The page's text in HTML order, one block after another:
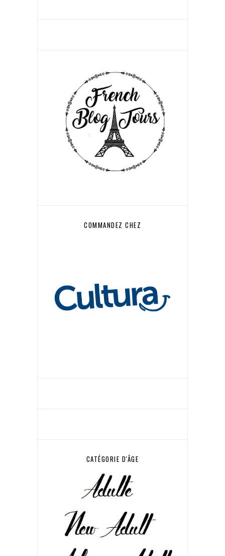
COMMANDEZ CHEZ
CATÉGORIE D'ÂGE